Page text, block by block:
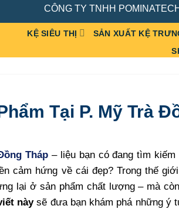
CÔNG TY TNHH
KỆ SIÊU THỊ SẢN XUẤT KỆ
Tại P. Mỹ Trà
Tháp – liệu bạn có đang tìm
cảm hứng về cái đẹp? Trong thế
lại ở sản phẩm chất lượng – mà
nàysẽ đưa bạn khám phá những ý